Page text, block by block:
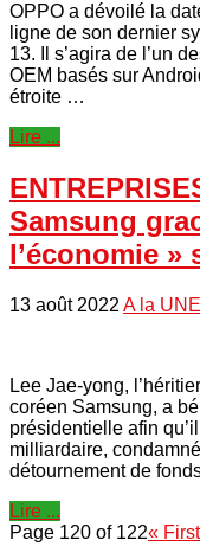
OPPO a dévoilé la
ligne de son dernier
13. Il s’agira de l’un
OEM basés sur
étroite …
Lire ...
Samsung
l’économie »
13 août 2022 A la UNE
Lee Jae-­yong,
coréen Samsung, a
présidentielle afin
milliardaire,
détournement de
Lire ...
Page 120 of 122« First